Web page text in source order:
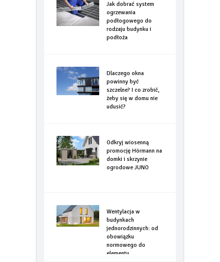
Jak dobrać system
ogrzewania
podłogowego do
rodzaju budynku i
podłoża
Dlaczego okna
powinny być
szczelne? I co zrobić,
żeby się w domu nie
udusić?
Odkryj wiosenną
promocję Hörmann na
domki i skrzynie
ogrodowe JUNO
Wentylacja w
budynkach
jednorodzinnych: od
obowiązku
normowego do
elementu